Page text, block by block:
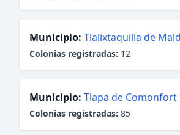
Municipio: Tlalixtaquilla de
Colonias registradas: 12
Municipio: Tlapa de Comonfort
Colonias registradas: 85